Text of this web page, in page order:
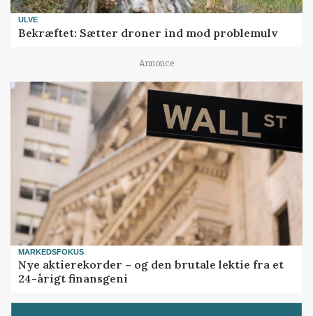
ULVE
Bekræftet: Sætter droner ind mod problemulv
Annonce
MARKEDSFOKUS
Nye aktierekorder – og den brutale lektie fra et
24-årigt finansgeni